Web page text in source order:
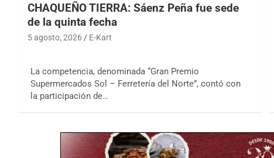
CHAQUEÑO TIERRA: Sáenz Peña fue sede
de la quinta fecha
5 agosto, 2026 E-Kart
La competencia, denominada “Gran Premio
Supermercados Sol – Ferretería del Norte”, contó con
la participación de…